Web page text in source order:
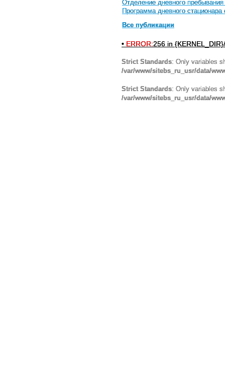
Отделение дневного
Программа дневного
Все публикации
• ERROR:256 in
Strict Standards: Only variables
/var/www/sitebs_ru_usr/data/
Strict Standards: Only variables
/var/www/sitebs_ru_usr/data/